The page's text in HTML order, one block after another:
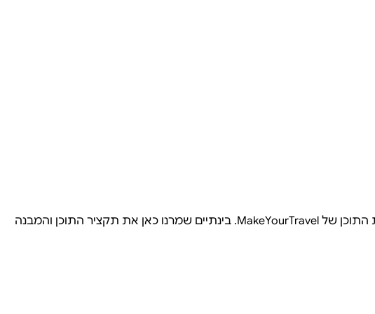
ביטוחים, כבישי אגרה, חניות בערים ההיסטוריות ומה לבדוק בעת קבלת הרכב. הכתבה המלאה תעודכן מתוך מערכת התוכן של MakeYourTravel. בינתיים שמרנו כאן את תקציר התוכן והמבנה